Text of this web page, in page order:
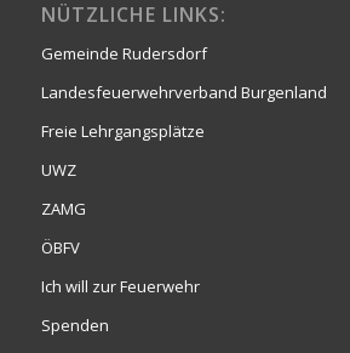
NÜTZLICHE LINKS:
Gemeinde Rudersdorf
Landesfeuerwehrverband Burgenland
Freie Lehrgangsplätze
UWZ
ZAMG
ÖBFV
Ich will zur Feuerwehr
Spenden